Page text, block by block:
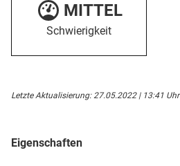
MITTEL
Schwierigkeit
Letzte Aktualisierung: 27.05.2022 | 13:41 Uhr
Eigenschaften